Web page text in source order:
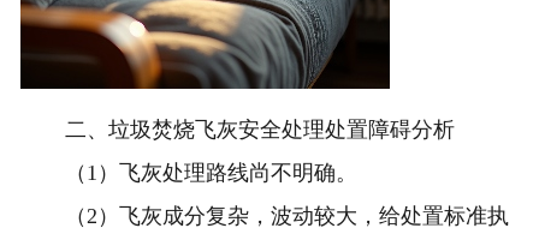
二、垃圾焚烧飞灰安全处理处置障碍分析
（1）飞灰处理路线尚不明确。
（2）飞灰成分复杂，波动较大，给处置标准执